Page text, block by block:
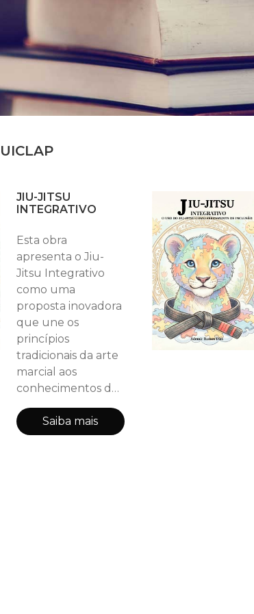
JIU-JITSU
INTEGRATIVO
Esta obra
apresenta o Jiu-
Jitsu Integrativo
como uma
proposta inovadora
que une os
princípios
tradicionais da arte
marcial aos
conhecimentos da
neurociência, da
educação e das
práticas inclusivas,
Saiba mais